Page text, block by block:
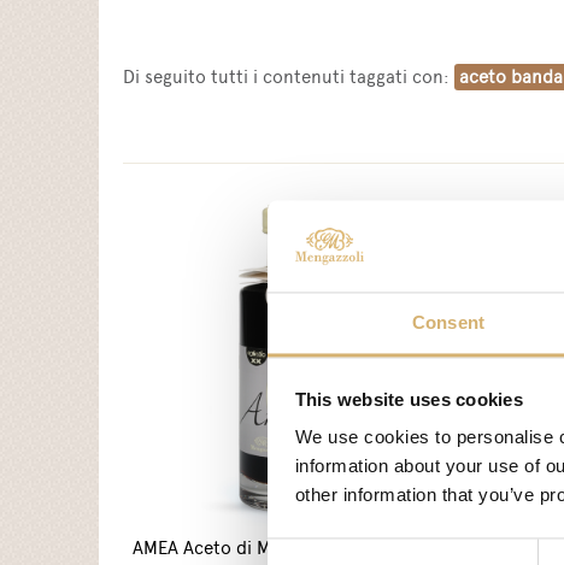
Consent
This website uses cookies
We use cookies to personalise
information about your use of
other information that you’ve
Consent
Di seguito tutti i contenuti taggati con: aceto
AMEA Aceto di Mele BIO - Egocalo XX